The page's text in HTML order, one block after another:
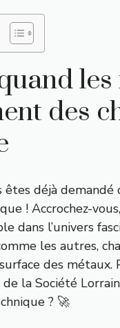
des
êtes déjà demandé
! Accrochez-
dans l’univers
les autres,
des métaux.
la Société
? 🚀